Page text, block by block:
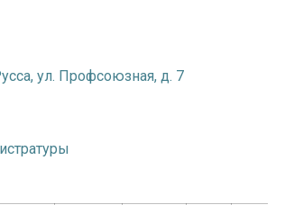
ул. Профсоюзная, д. 7